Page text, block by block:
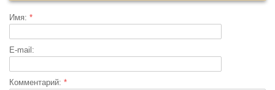
Имя: *
E-mail:
Комментарий: *